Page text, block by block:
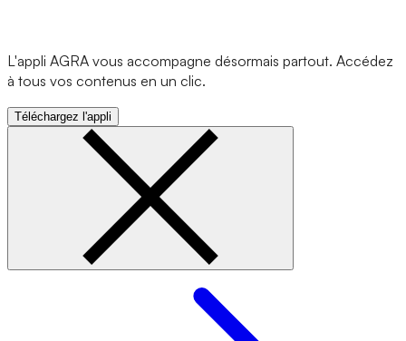
L'appli AGRA vous accompagne désormais partout. Accédez
à tous vos contenus en un clic.
Téléchargez l'appli